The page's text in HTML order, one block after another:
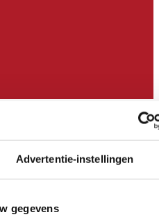
Advertentie-instellingen
gegevens